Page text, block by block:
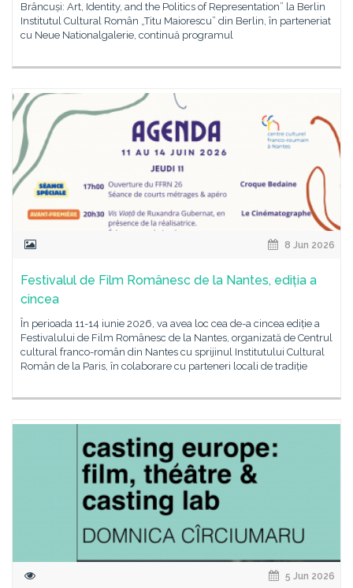
Brâncuși: Art, Identity, and the Politics of Representation” la Berlin
Institutul Cultural Român „Titu Maiorescu” din Berlin, în parteneriat
cu Neue Nationalgalerie, continuă programul
8 Jun 2026
Festivalul de Film Românesc de la Nantes, ediția a
cincea
În perioada 11-14 iunie 2026, va avea loc cea de-a cincea ediție a
Festivalului de Film Românesc de la Nantes, organizată de Centrul
cultural franco-român din Nantes cu sprijinul Institutului Cultural
Român de la Paris, în colaborare cu parteneri locali de tradiție
5 Jun 2026